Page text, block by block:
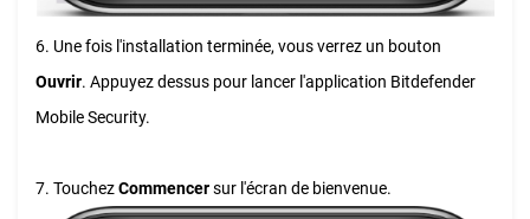
6. Une fois l'installation terminée, vous verrez un bouton
Ouvrir. Appuyez dessus pour lancer l'application Bitdefender
Mobile Security.
7. TouchezCommencersur l'écran de bienvenue.